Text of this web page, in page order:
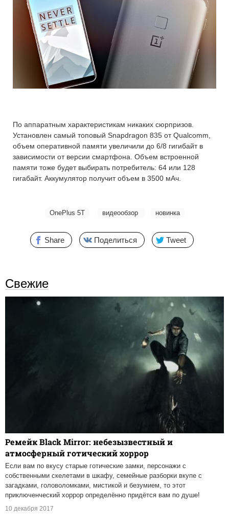
По аппаратным характеристикам никаких сюрпризов.
Установлен самый топовый Snapdragon 835 от Qualcomm,
объем оперативной памяти увеличили до 6/8 гигибайт в
зависимости от версии смартфона. Объем встроенной
памяти тоже будет выбирать потребитель: 64 или 128
гигабайт. Аккумулятор получит объем в 3500 мАч.
OnePlus 5T видеообзор новинка
Share Поделиться Tweet
Свежие
Ремейк Black Mirror: небезызвестный и
атмосферный готический хоррор
Если вам по вкусу старые готические замки, персонажи с
собственными скелетами в шкафу, семейные разборки вкупе с
загадками, головоломками, мистикой и безумием, то этот
приключенческий хоррор определённо придётся вам по душе!
10 декабря 2017